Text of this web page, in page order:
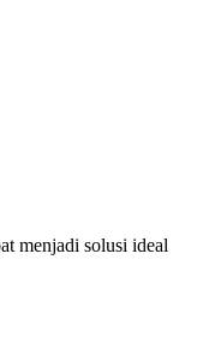
menjadi solusi ideal